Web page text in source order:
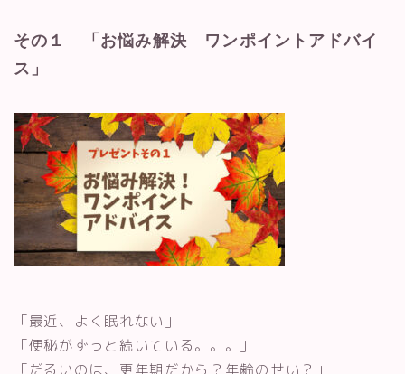
その１ 「お悩み解決 ワンポイントアドバイ
ス」
「最近、よく眠れない」
「便秘がずっと続いている。。。」
「だるいのは、更年期だから？年齢のせい？」